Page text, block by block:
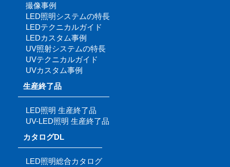
撮像事例
LED照明システムの特長
LEDテクニカルガイド
LEDカスタム事例
UV照射システムの特長
UVテクニカルガイド
UVカスタム事例
生産終了品
LED照明 生産終了品
UV-LED照明 生産終了品
カタログDL
LED照明総合カタログ